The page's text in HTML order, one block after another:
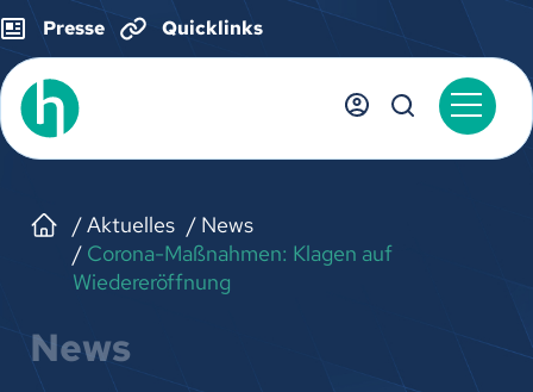
Presse Quicklinks
Aktuelles
News
Corona-Maßnahmen: Klagen auf
Wiedereröffnung
News